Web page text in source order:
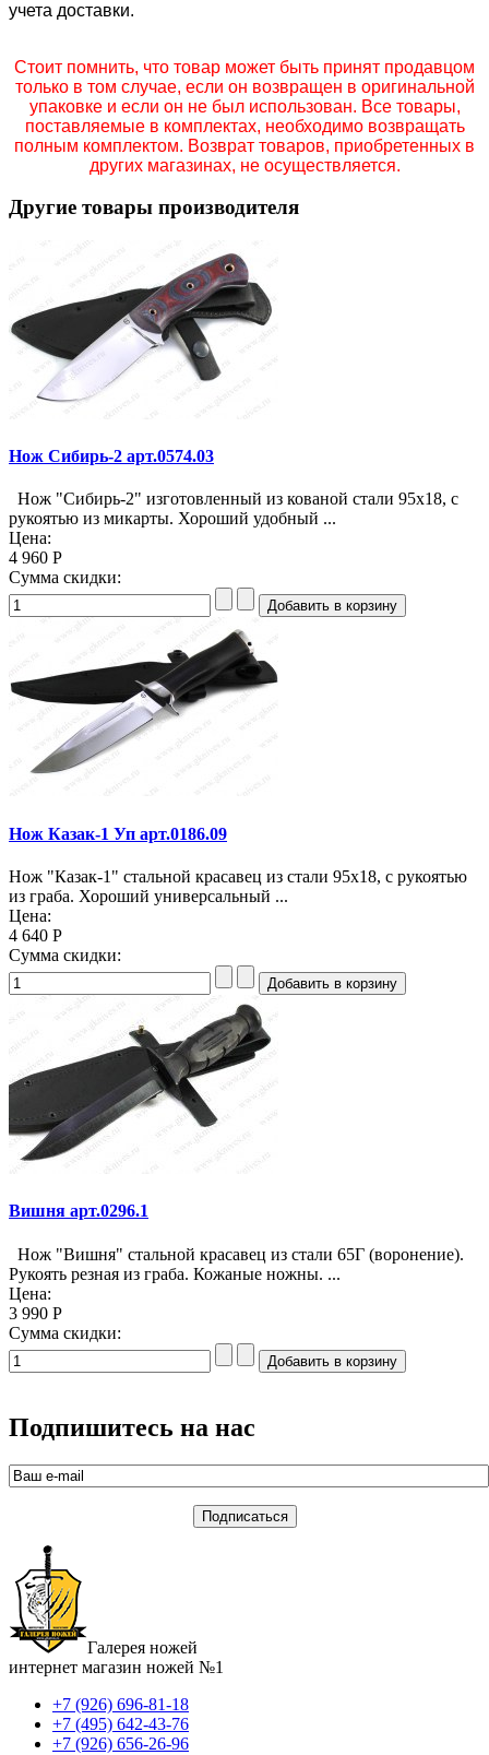
учета доставки.
Стоит помнить, что товар может быть принят продавцом
только в том случае, если он возвращен в оригинальной
упаковке и если он не был использован. Все товары,
поставляемые в комплектах, необходимо возвращать
полным комплектом. Возврат товаров, приобретенных в
других магазинах, не осуществляется.
Другие товары производителя
Нож Сибирь-2 арт.0574.03
Нож "Сибирь-2" изготовленный из кованой стали 95х18, с
рукоятью из микарты. Хороший удобный ...
Цена:
4 960 Р
Сумма скидки:
Нож Казак-1 Уп арт.0186.09
Нож "Казак-1" стальной красавец из стали 95х18, с рукоятью
из граба. Хороший универсальный ...
Цена:
4 640 Р
Сумма скидки:
Вишня арт.0296.1
Нож "Вишня" стальной красавец из стали 65Г (воронение).
Рукоять резная из граба. Кожаные ножны. ...
Цена:
3 990 Р
Сумма скидки:
Подпишитесь на нас
Галерея ножей
интернет магазин ножей №1
+7 (926) 696-81-18
+7 (495) 642-43-76
+7 (926) 656-26-96